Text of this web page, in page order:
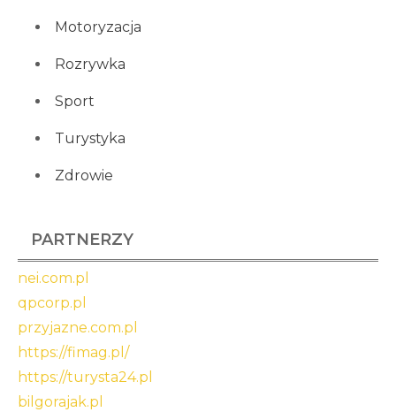
Motoryzacja
Rozrywka
Sport
Turystyka
Zdrowie
PARTNERZY
nei.com.pl
qpcorp.pl
przyjazne.com.pl
https://fimag.pl/
https://turysta24.pl
bilgorajak.pl